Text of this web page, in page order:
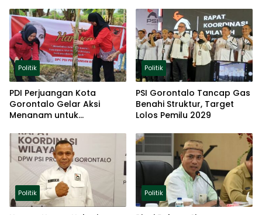
Politik
PDI Perjuangan Kota
Gorontalo Gelar Aksi
Menanam untuk
Politik
PSI Gorontalo Tancap Gas
Benahi Struktur, Target
Lolos Pemilu 2029
Politik Politik